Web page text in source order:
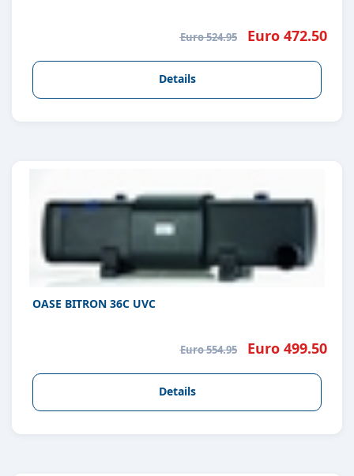
Euro 524.95 Euro 472.50
Details
OASE BITRON 36C UVC
Euro 554.95 Euro 499.50
Details